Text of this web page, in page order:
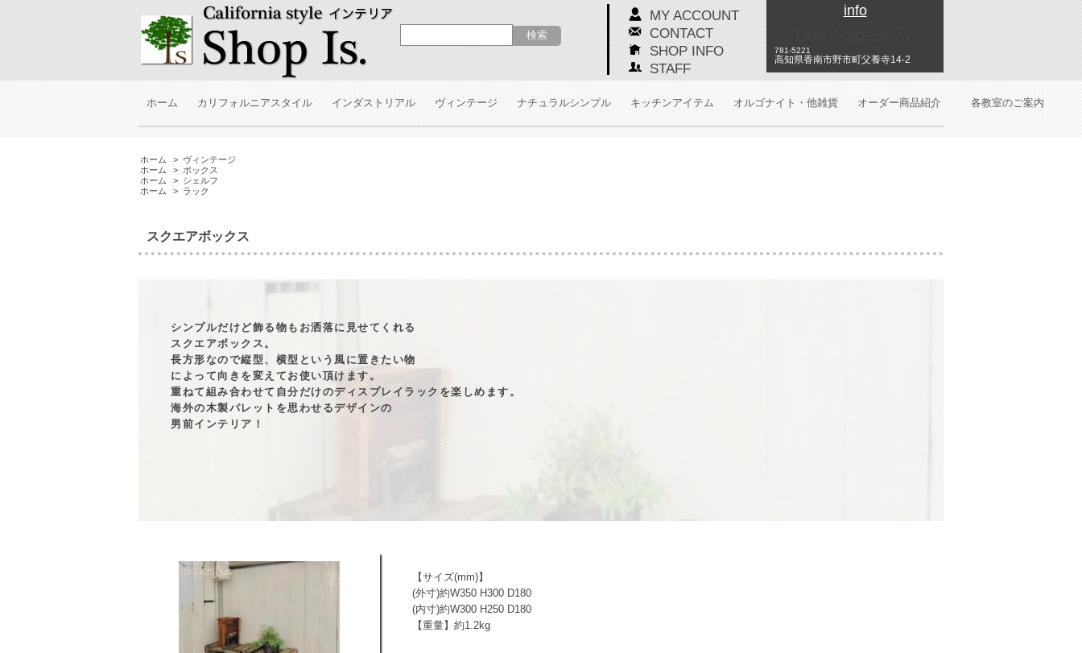
info
781-5221
高知県香南市野市町父養寺14-2
MY ACCOUNT
CONTACT
SHOP INFO
STAFF
ホーム カリフォルニアスタイル インダストリアル ヴィンテージ ナチュラルシンプル キッチンアイテム オルゴナイト・他雑貨 オーダー商品紹介 各教室のご案内
ホーム > ヴィンテージ
ホーム
> ボックス
ホーム
> シェルフ
ホーム
> ラック
スクエアボックス
シンプルだけど飾る物もお洒落に見せてくれる
スクエアボックス。
長方形なので縦型、横型という風に置きたい物
によって向きを変えてお使い頂けます。
重ねて組み合わせて自分だけのディスプレイラックを楽しめます。
海外の木製パレットを思わせるデザインの
男前インテリア！
【サイズ(mm)】
(外寸)約W350 H300 D180
(内寸)約W300 H250 D180
【重量】約1.2kg